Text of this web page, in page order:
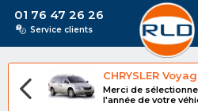
01 76 47 26 26
Service clients
CHRYSLER
Merci de
l'année de votre